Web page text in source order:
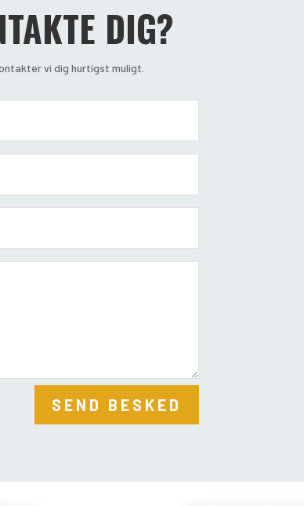
DIG?
vi dig hurtigst muligt.
SEND BESKED